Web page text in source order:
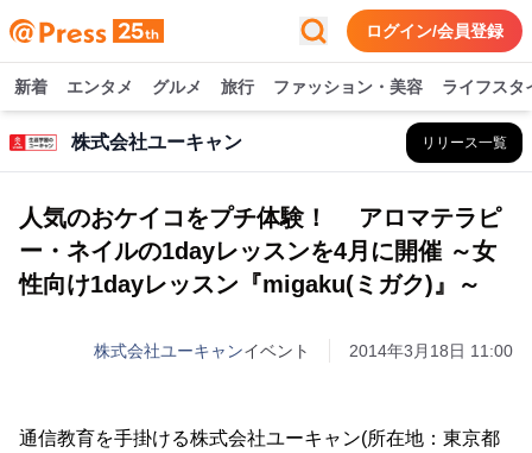
ログイン/会員登録
新着 エンタメ グルメ 旅行 ファッション・美容 ライフスタ
株式会社ユーキャン リリース一覧
人気のおケイコをプチ体験！ アロマテラピ
ー・ネイルの1dayレッスンを4月に開催 ～女
性向け1dayレッスン『migaku(ミガク)』～
株式会社ユーキャンイベント 2014年3月18日 11:00
通信教育を手掛ける株式会社ユーキャン(所在地：東京都